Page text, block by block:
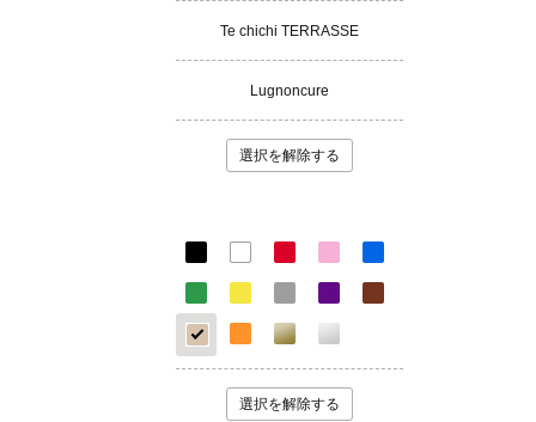
Te chichi TERRASSE
Lugnoncure
選択を解除する
選択を解除する